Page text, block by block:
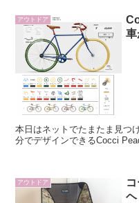
アウトドア
車
本日はネットでたまたま見つ
分でデザインできるCocci
アウトドア
ヘ